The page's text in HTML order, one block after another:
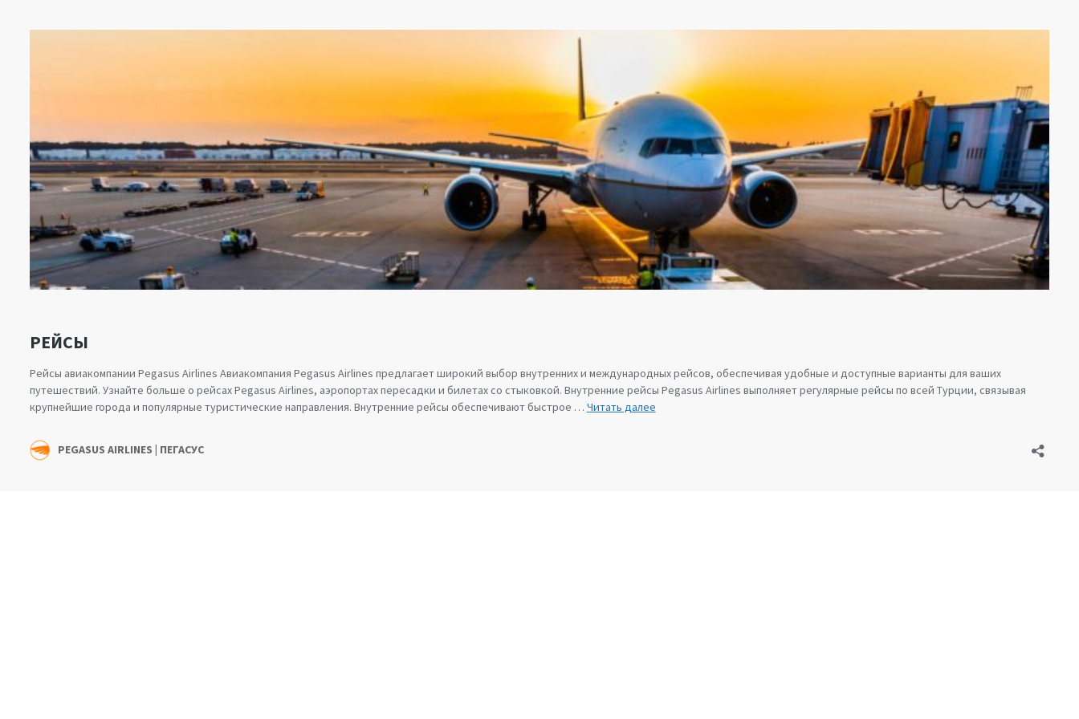
РЕЙСЫ
Рейсы авиакомпании Pegasus Airlines Авиакомпания Pegasus Airlines предлагает широкий выбор внутренних и международных рейсов, обеспечивая удобные и доступные варианты для ваших
путешествий. Узнайте больше о рейсах Pegasus Airlines, аэропортах пересадки и билетах со стыковкой. Внутренние рейсы Pegasus Airlines выполняет регулярные рейсы по всей Турции, связывая
крупнейшие города и популярные туристические направления. Внутренние рейсы обеспечивают быстрое … Читать далееРЕЙСЫ
PEGASUS AIRLINES | ПЕГАСУС